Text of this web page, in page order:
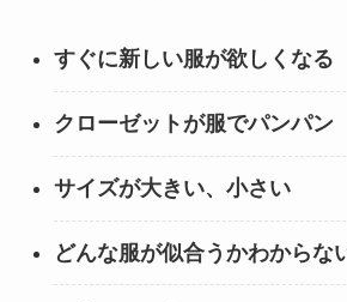
すぐに新しい服が欲しくなる
クローゼットが服でパンパン
サイズが大きい、小さい
どんな服が似合うかわからな